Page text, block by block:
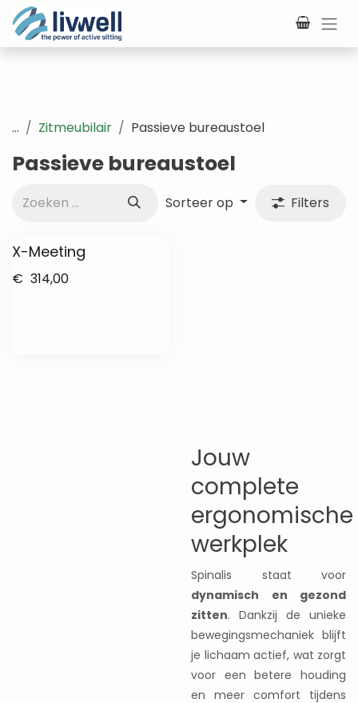
Overslaan naar inhoud
... Zitmeubilair Passieve bureaustoel
Passieve bureaustoel
Sorteer op Filters
X-Meeting
€ 314,00
Jouw
complete
ergonomische
werkplek
Spinalis staat voor
dynamisch en gezond
zitten. Dankzij de unieke
bewegingsmechaniek blijft
je lichaam actief, wat zorgt
voor een betere houding
en meer comfort tijdens